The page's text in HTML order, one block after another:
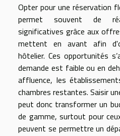
Opter pour une réservation
permet souvent de
significatives grâce aux
mettent en avant afin
hôtelier. Ces opportunités
demande est faible ou en
affluence, les
chambres restantes. Saisir
peut donc transformer un
de gamme, surtout pour
peuvent se permettre un